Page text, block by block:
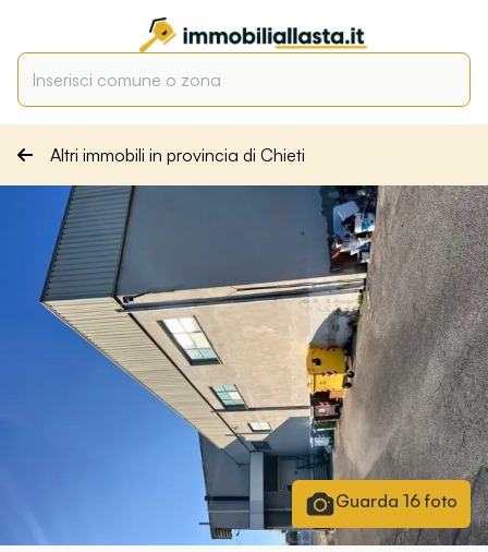
Altri immobili in provincia di Chieti
Guarda 16foto